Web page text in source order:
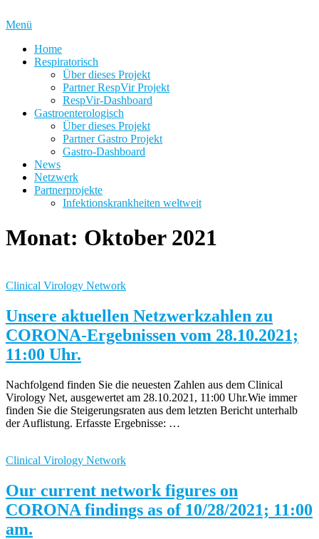
Inhalt
Menü
Home
Respiratorisch
Über dieses Projekt
Partner RespVir Projekt
RespVir-Dashboard
Gastroenterologisch
Über dieses Projekt
Partner Gastro Projekt
Gastro-Dashboard
News
Netzwerk
Partnerprojekte
Infektionskrankheiten weltweit
Monat: Oktober 2021
Clinical Virology Network
Unsere aktuellen Netzwerkzahlen zu
CORONA-Ergebnissen vom 28.10.2021;
11:00 Uhr.
Nachfolgend finden Sie die neuesten Zahlen aus dem Clinical
Virology Net, ausgewertet am 28.10.2021, 11:00 Uhr.Wie immer
finden Sie die Steigerungsraten aus dem letzten Bericht unterhalb
der Auflistung. Erfasste Ergebnisse: …
Clinical Virology Network
Our current network figures on
CORONA findings as of 10/28/2021; 11:00
am.